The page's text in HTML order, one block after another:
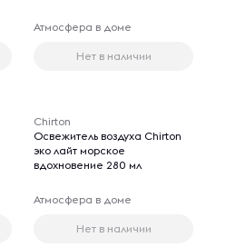
Атмосфера в доме
Нет в наличии
Chirton
Освежитель воздуха Chirton
эко лайт морское
вдохновение 280 мл
Атмосфера в доме
Нет в наличии